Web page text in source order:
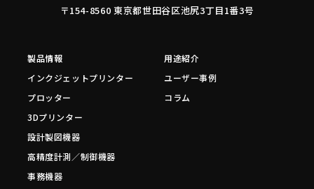
〒154-8560 東京都世田谷区池尻3丁目1番3号
製品情報
インクジェットプリンター
プロッター
3Dプリンター
設計製図機器
高精度計測／制御機器
事務機器
用途紹介
ユーザー事例
コラム